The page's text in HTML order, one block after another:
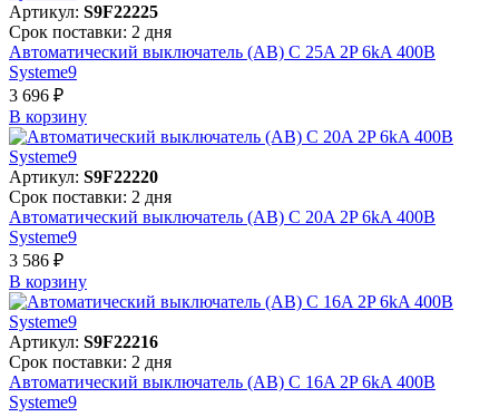
Артикул: S9F22225
Срок поставки: 2 дня
Автоматический выключатель (АВ) C 25A 2P 6kA 400В
Systeme9
3 696 ₽
В корзинy
Артикул: S9F22220
Срок поставки: 2 дня
Автоматический выключатель (АВ) C 20A 2P 6kA 400В
Systeme9
3 586 ₽
В корзинy
Артикул: S9F22216
Срок поставки: 2 дня
Автоматический выключатель (АВ) C 16A 2P 6kA 400В
Systeme9